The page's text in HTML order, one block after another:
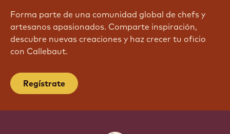
Forma parte de una comunidad global de chefs y
artesanos apasionados. Comparte inspiración,
descubre nuevas creaciones y haz crecer tu oficio
con Callebaut.
Regístrate